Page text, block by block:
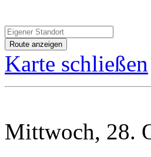
Karte schließen
Mittwoch, 28.